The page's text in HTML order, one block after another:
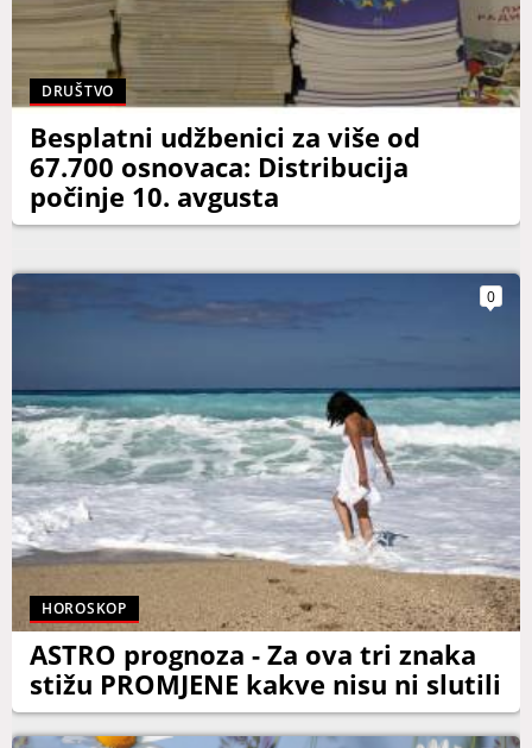
DRUŠTVO
Besplatni udžbenici za više od
67.700 osnovaca: Distribucija
počinje 10. avgusta
HOROSKOP
ASTRO prognoza - Za ova tri znaka
stižu PROMJENE kakve nisu ni slutili
0